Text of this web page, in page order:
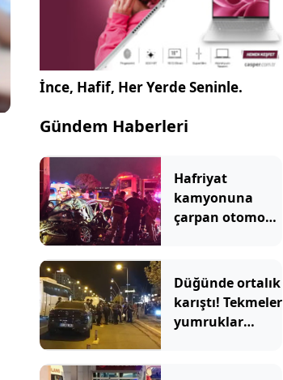
İnce, Hafif, Her Yerde Seninle.
Gündem Haberleri
Hafriyat
kamyonuna
çarpan otomobil
Düğünde ortalık
karıştı! Tekmeler
yumruklar